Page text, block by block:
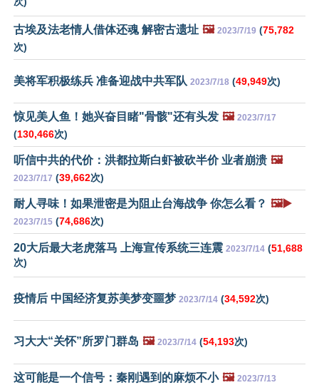
古埃及法老情人借体还魂 解密古遗址 🖼️ 2023/7/19 (75,782
次)
美将军积极练兵 准备迎战中共军队 2023/7/18 (49,949次)
惊见美人鱼！她兴奋目睹"骨骸"还有头发 🖼️ 2023/7/17
(130,466次)
听信中共的代价：洪都拉斯白虾被砍半价 业者崩溃 🖼️
2023/7/17 (39,662次)
耐人寻味！如果泄密是为阻止台海战争 你怎么看？ 🖼️▶️
2023/7/15 (74,686次)
20大后最大老虎落马 上海宣传系统三连震 2023/7/14 (51,688
次)
疫情后 中国经济复苏美梦变噩梦 2023/7/14 (34,592次)
习大大“关怀”所罗门群岛 🖼️ 2023/7/14 (54,193次)
这可能是一个信号：秦刚遇到的麻烦不小 🖼️ 2023/7/13